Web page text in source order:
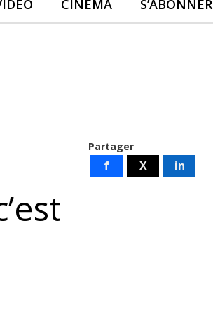
CINÉMA S’ABONNER
Partager
f X in